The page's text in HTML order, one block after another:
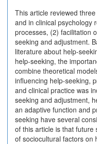
This article reviewed
and in clinical psychology
processes, (2) facilitation
seeking and adjustment.
literature about help-
help-seeking, the
combine theoretical
influencing help-seeking,
and clinical practice was
seeking and adjustment,
an adaptive function and
seeking have several
of this article is that future
of sociocultural factors on